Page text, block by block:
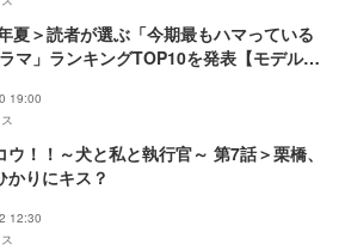
夏＞読者が選ぶ「今期最もハマっている
マ」ランキングTOP10を発表【モデルプ
19:00
ウ！！～犬と私と執行官～ 第7話＞栗橋、
かりにキス？
12:30